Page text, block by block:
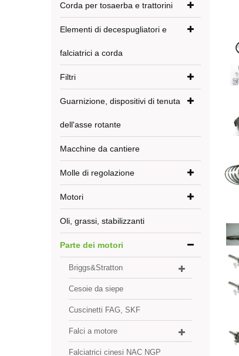
Corda per tosaerba e trattorini
Elementi di decespugliatori e
falciatrici a corda
Filtri
Guarnizione, dispositivi di tenuta
dell'asse rotante
Macchine da cantiere
Molle di regolazione
Motori
Oli, grassi, stabilizzanti
Parte dei motori
Briggs&Stratton
Cesoie da siepe
Cuscinetti FAG, SKF
Falci a motore
Falciatrici cinesi NAC NGP